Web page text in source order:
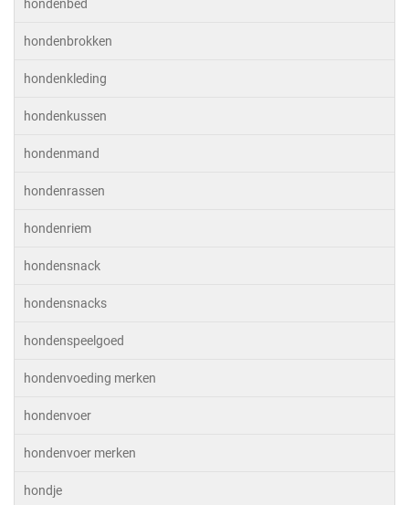
hondenbed
hondenbrokken
hondenkleding
hondenkussen
hondenmand
hondenrassen
hondenriem
hondensnack
hondensnacks
hondenspeelgoed
hondenvoeding merken
hondenvoer
hondenvoer merken
hondje